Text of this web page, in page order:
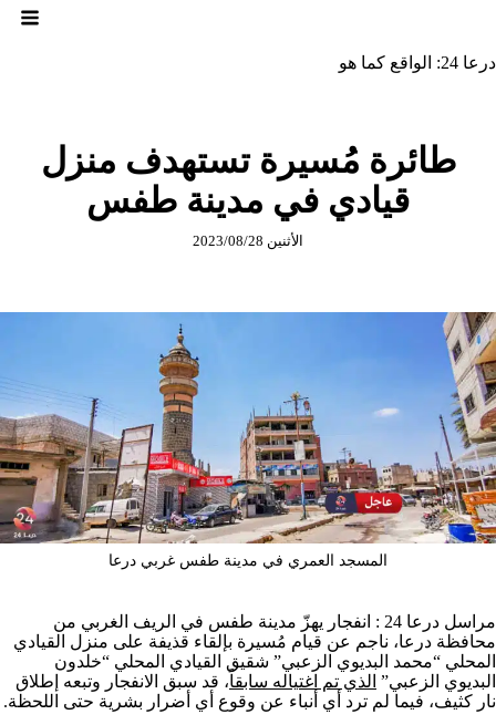
درعا 24: الواقع كما هو
طائرة مُسيرة تستهدف منزل
قيادي في مدينة طفس
الأثنين 2023/08/28
المسجد العمري في مدينة طفس غربي درعا
مراسل درعا 24 : انفجار يهزّ مدينة طفس في الريف الغربي من
محافظة درعا، ناجم عن قيام مُسيرة بإلقاء قذيفة على منزل القيادي
المحلي “محمد البديوي الزعبي” شقيق القيادي المحلي “خلدون
البديوي الزعبي” الذي تم اغتياله سابقاً، قد سبق الانفجار وتبعه إطلاق
نار كثيف، فيما لم ترد أي أنباء عن وقوع أي أضرار بشرية حتى اللحظة.